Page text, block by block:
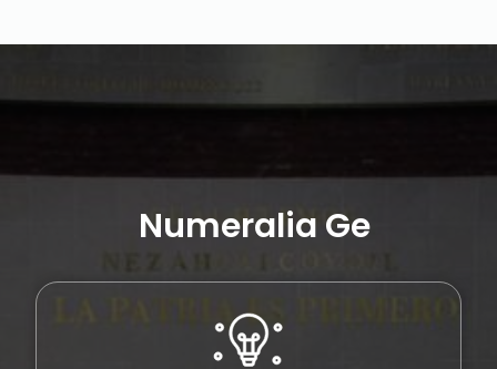
Numeralia General